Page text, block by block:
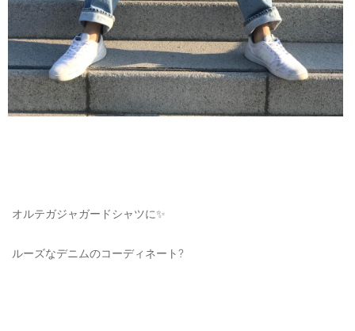
ご利用ガイド
特定商取引法に基づく表記
ご利用規約
お問い合わせ
オルテガジャガードシャツに✨
ルーズなデニムのコーディネート?